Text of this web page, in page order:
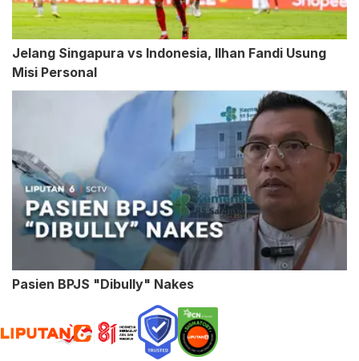
Jelang Singapura vs Indonesia, Ilhan Fandi Usung
Misi Personal
Pasien BPJS "Dibully" Nakes